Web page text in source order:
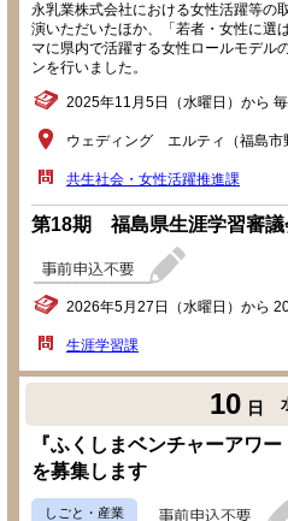
永乳業株式会社における女性活躍等の
演いただいたほか、「若者・女性に選
マに県内で活躍する女性ロールモデル
ンを行いました。
2025年11月5日（水曜日）から 毎
ウェディング エルティ（福島市
共生社会・女性活躍推進課
第18期 福島県生涯学習審議
2026年5月27日（水曜日）から
生涯学習課
10 日
『ふくしまベンチャーアワ
を募集します
しごと・産業